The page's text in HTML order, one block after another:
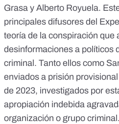
Grasa y Alberto Royuela.
principales difusores del
teoría de la conspiración que
desinformaciones a políticos
criminal. Tanto ellos como
enviados a prisión
de 2023, investigados por
apropiación indebida
organización o grupo criminal.